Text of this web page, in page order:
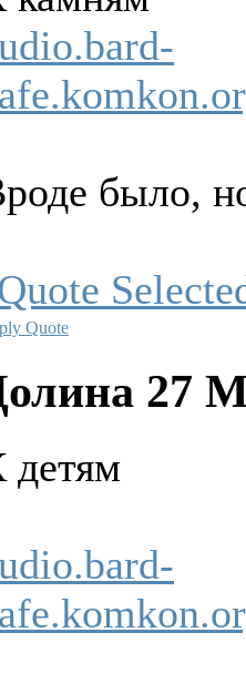
было,
Quote
27
детям